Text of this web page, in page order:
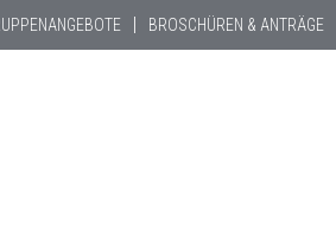
BROSCHÜREN & ANTRÄGE